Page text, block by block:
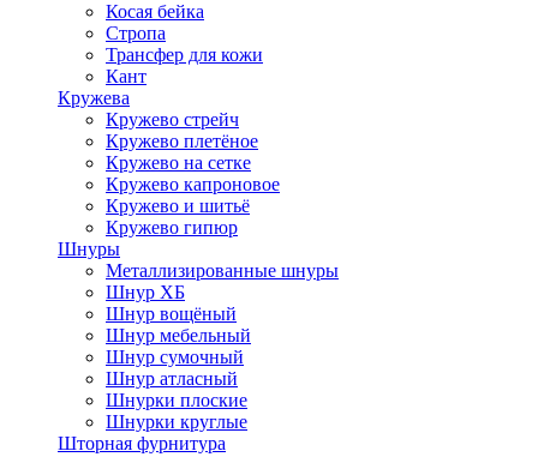
Косая бейка
Стропа
Трансфер для кожи
Кант
Кружева
Кружево стрейч
Кружево плетёное
Кружево на сетке
Кружево капроновое
Кружево и шитьё
Кружево гипюр
Шнуры
Металлизированные шнуры
Шнур ХБ
Шнур вощёный
Шнур мебельный
Шнур сумочный
Шнур атласный
Шнурки плоские
Шнурки круглые
Шторная фурнитура